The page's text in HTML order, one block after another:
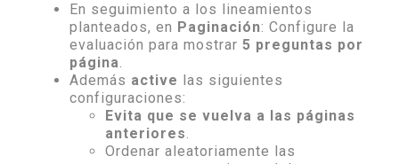
En seguimiento a los lineamientos
planteados, en Paginación: Configure la
evaluación para mostrar 5 preguntas por
página.
Además active las siguientes
configuraciones:
Evita que se vuelva a las páginas
anteriores.
Ordenar aleatoriamente las